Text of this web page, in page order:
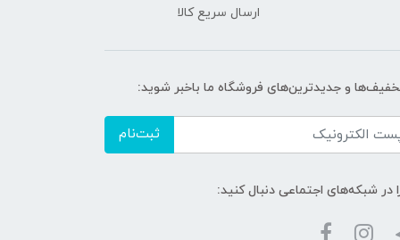
ارسال سریع کالا
و جدیدترین‌های فروشگاه ما باخبر شوید:
ثبت‌نام
در شبکه‌های اجتماعی دنبال کنید: